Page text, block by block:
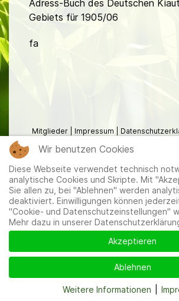
Adress-Buch des Deutschen
Gebiets für 1905/06
fa
Mitglieder Impressum
Wir benutzen Cookies
Diese Webseite verwendet technisch
analytische Cookies und Skripte. Mit
Sie allen zu, bei "Ablehnen" werden
deaktiviert. Einwilligungen können
"Cookie- und Datenschutzeinstellungen"
Mehr dazu in unserer
Akzeptieren
Ablehnen
Weitere Informationen